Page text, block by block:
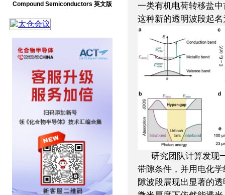
Compound Semiconductors 英文版
一类有机电荷转移盐
这种新的透明波段起名
研究团队计算发现
带隙条件，并用电化
隙波段展现出显著的